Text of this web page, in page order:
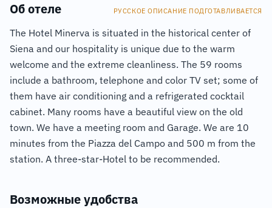
Об отеле РУССКОЕ ОПИСАНИЕ ПОДГОТАВЛИВАЕТСЯ
The Hotel Minerva is situated in the historical center of
Siena and our hospitality is unique due to the warm
welcome and the extreme cleanliness. The 59 rooms
include a bathroom, telephone and color TV set; some of
them have air conditioning and a refrigerated cocktail
cabinet. Many rooms have a beautiful view on the old
town. We have a meeting room and Garage. We are 10
minutes from the Piazza del Campo and 500 m from the
station. A three-star-Hotel to be recommended.
Возможные удобства